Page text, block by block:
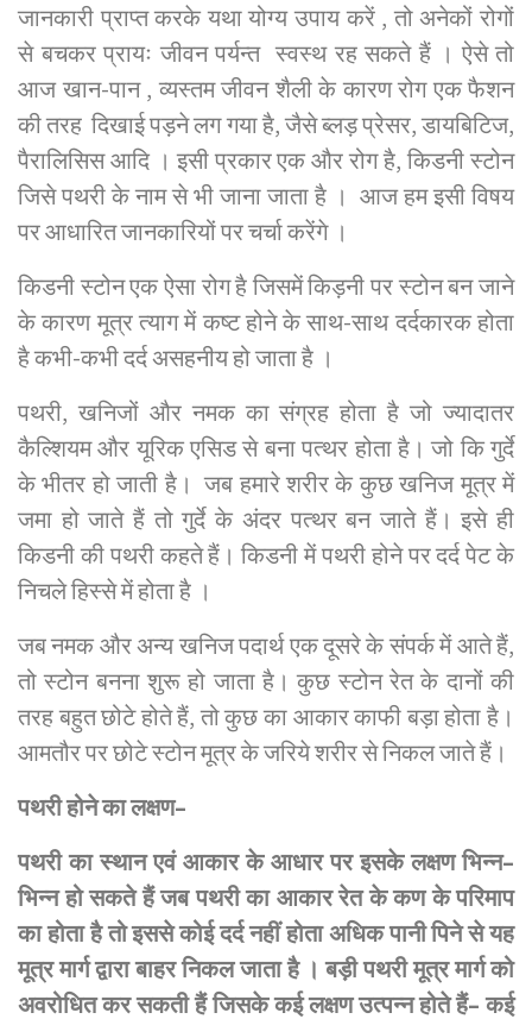
जानकारी प्राप्त करके यथा योग्य उपाय करें , तो अनेकों रोगों
से बचकर प्रायः जीवन पर्यन्त स्वस्थ रह सकते हैं । ऐसे तो
आज खान-पान , व्यस्तम जीवन शैली के कारण रोग एक फैशन
की तरह दिखाई पड़ने लग गया है, जैसे ब्लड़ प्रेसर, डायबिटिज,
पैरालिसिस आदि । इसी प्रकार एक और रोग है, किडनी स्टोन
जिसे पथरी के नाम से भी जाना जाता है । आज हम इसी विषय
पर आधारित जानकारियों पर चर्चा करेंगे ।
किडनी स्टोन एक ऐसा रोग है जिसमें किड़नी पर स्टोन बन जाने
के कारण मूत्र त्याग में कष्ट होने के साथ-साथ दर्दकारक होता
है कभी-कभी दर्द असहनीय हो जाता है ।
पथरी, खनिजों और नमक का संग्रह होता है जो ज्यादातर
कैल्शियम और यूरिक एसिड से बना पत्थर होता है। जो कि गुर्दे
के भीतर हो जाती है। जब हमारे शरीर के कुछ खनिज मूत्र में
जमा हो जाते हैं तो गुर्दे के अंदर पत्थर बन जाते हैं। इसे ही
किडनी की पथरी कहते हैं। किडनी में पथरी होने पर दर्द पेट के
निचले हिस्से में होता है ।
जब नमक और अन्य खनिज पदार्थ एक दूसरे के संपर्क में आते हैं,
तो स्टोन बनना शुरू हो जाता है। कुछ स्टोन रेत के दानों की
तरह बहुत छोटे होते हैं, तो कुछ का आकार काफी बड़ा होता है।
आमतौर पर छोटे स्टोन मूत्र के जरिये शरीर से निकल जाते हैं।
पथरीहोनेकालक्षण–
पथरी का स्थान एवं आकार के आधार पर इसके लक्षण भिन्न–
भिन्न हो सकते हैं जब पथरी का आकार रेत के कण के परिमाप
काहोताहैतोइससेकोईदर्दनहींहोता अधिकपानीपिनेसेयह
मूत्रमार्गद्वाराबाहरनिकलजाताहै । बड़ीपथरीमूत्रमार्गको
अवरोधित कर सकती हैं जिसके कई लक्षण उत्पन्न होते हैं–कई